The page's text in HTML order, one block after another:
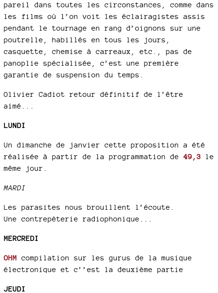
pareil dans toutes les circonstances, comme dans
les films où l’on voit les éclairagistes assis
pendant le tournage en rang d’oignons sur une
poutrelle, habillés en tous les jours,
casquette, chemise à carreaux, etc., pas de
panoplie spécialisée, c’est une première
garantie de suspension du temps.
Olivier Cadiot retour définitif de l’être
aimé...
LUNDI
Un dimanche de janvier cette proposition a été
réalisée à partir de la programmation de 49,3 le
même jour.
MARDI
Les parasites nous brouillent l’écoute.
Une contrepèterie radiophonique...
MERCREDI
OHM compilation sur les gurus de la musique
électronique et c’’est la deuxième partie
JEUDI